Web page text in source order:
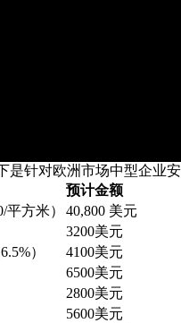
是针对欧洲市场中型企业
预计金额
平方米）
40,800 美元
3200美元
）
4100美元
6500美元
2800美元
5600美元